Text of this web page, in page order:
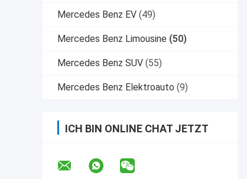
Mercedes Benz EV (49)
Mercedes Benz Limousine (50)
Mercedes Benz SUV (55)
Mercedes Benz Elektroauto (9)
ICH BIN ONLINE CHAT JETZT